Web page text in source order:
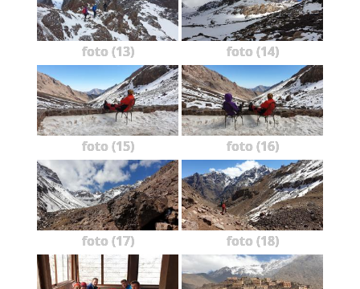
foto (13) foto (14)
foto (15) foto (16)
foto (17) foto (18)